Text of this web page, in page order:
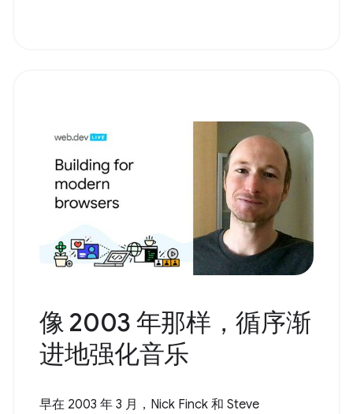
像 2003 年那样，循序渐
进地强化音乐
早在 2003 年 3 月，Nick Finck 和 Steve